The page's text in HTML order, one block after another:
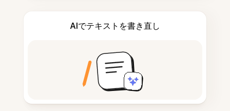
AIでテキストを書き直し